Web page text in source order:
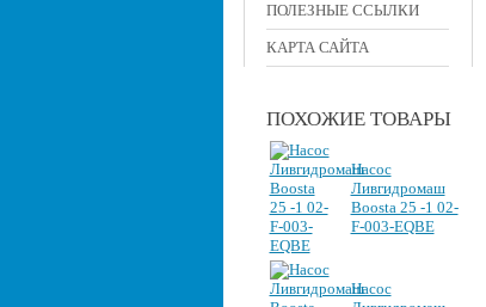
ПОЛЕЗНЫЕ ССЫЛКИ
КАРТА САЙТА
ПОХОЖИЕ ТОВАРЫ
Насос
Ливгидромаш
Boosta 25 -1 02-
F-003-EQBE
Насос